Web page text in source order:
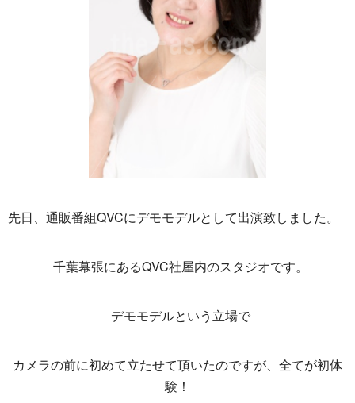
先日、通販番組QVCにデモモデルとして出演致しました。
千葉幕張にあるQVC社屋内のスタジオです。
デモモデルという立場で
カメラの前に初めて立たせて頂いたのですが、全てが初体
験！